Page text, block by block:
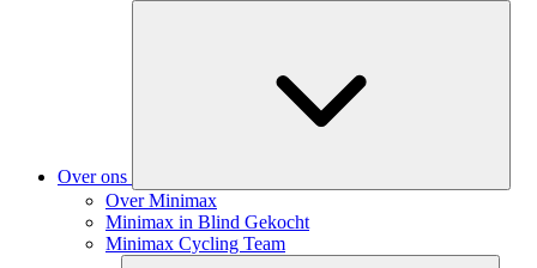
Over ons
Over Minimax
Minimax in Blind Gekocht
Minimax Cycling Team